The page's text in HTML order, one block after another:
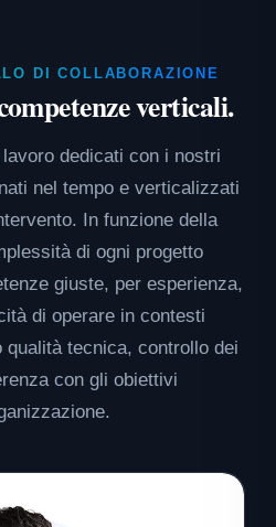
DI COLLABORAZIONE
verticali.
dedicati con i nostri
nel tempo e verticalizzati
In funzione della
di ogni progetto
giuste, per esperienza,
di operare in contesti
tecnica, controllo dei
con gli obiettivi